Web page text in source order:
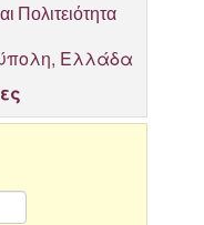
Πολιτειότητα
Ελλάδα